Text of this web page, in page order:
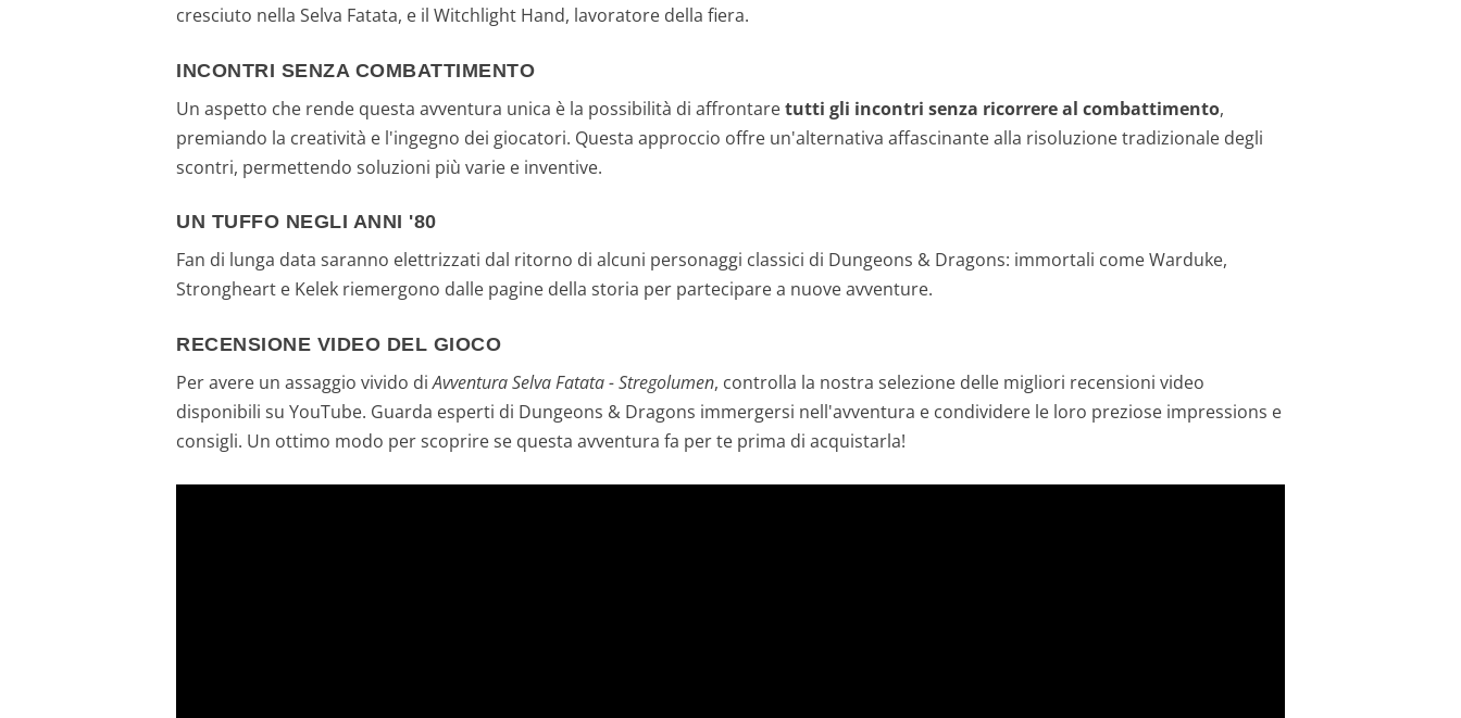
cresciuto nella Selva Fatata, e il Witchlight Hand, lavoratore della fiera.
INCONTRI SENZA COMBATTIMENTO
Un aspetto che rende questa avventura unica è la possibilità di affrontaretutti gli incontri senza ricorrere al combattimento,
premiando la creatività e l'ingegno dei giocatori. Questa approccio offre un'alternativa affascinante alla risoluzione tradizionale degli
scontri, permettendo soluzioni più varie e inventive.
UN TUFFO NEGLI ANNI '80
Fan di lunga data saranno elettrizzati dal ritorno di alcuni personaggi classici di Dungeons & Dragons: immortali come Warduke,
Strongheart e Kelek riemergono dalle pagine della storia per partecipare a nuove avventure.
RECENSIONE VIDEO DEL GIOCO
Per avere un assaggio vivido diAvventura Selva Fatata - Stregolumen, controlla la nostra selezione delle migliori recensioni video
disponibili su YouTube. Guarda esperti di Dungeons & Dragons immergersi nell'avventura e condividere le loro preziose impressions e
consigli. Un ottimo modo per scoprire se questa avventura fa per te prima di acquistarla!